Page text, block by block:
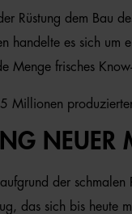
Rüstung dem Bau
handelte es sich
Menge frisches
Millionen
NEUER
der
das sich bis